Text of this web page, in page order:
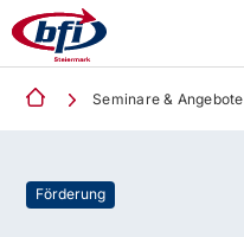
Seminare & Angebote
Förderung